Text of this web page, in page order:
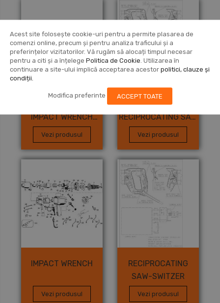
Acest site folosește cookie-uri pentru a permite plasarea de
comenzi online, precum și pentru analiza traficului și a
preferințelor vizitatorilor. Vă rugăm să alocați timpul necesar
pentru a citi și a înțelege Politica de Cookie . Utilizarea în
continuare a site-ului implică acceptarea acestor politici, clauze și
condiții.
Modifica preferinte ACCEPT TOATE
IMPACT WRENCH
(ITALY) Type 1
Vezi produsul
DEWALT
RECIPROCATING SAW
Type 1
Vezi produsul
IMPACT WRENCH
Vezi produsul
RECIPROCATING
SAW-SWITZER
Vezi produsul